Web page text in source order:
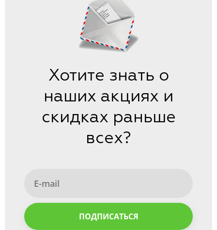
Хотите знать о
наших акциях и
скидках раньше
всех?
ПОДПИСАТЬСЯ